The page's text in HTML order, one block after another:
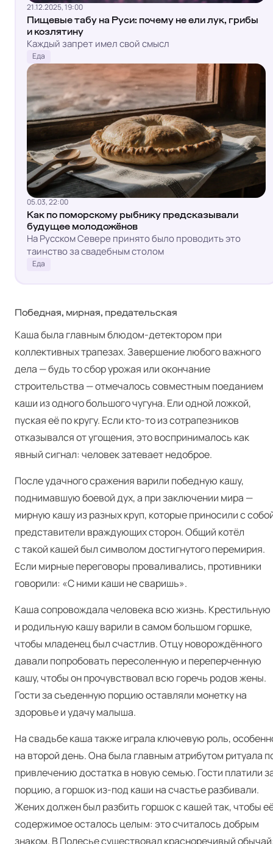
21.12.2025, 19:00
Пищевые табу на Руси: почему не ели лук, грибы
и козлятину
Каждый запрет имел свой смысл
Еда
05.03, 22:00
Как по поморскому рыбнику предсказывали
будущее молодожёнов
На Русском Севере принято было проводить это
таинство за свадебным столом
Еда
Победная, мирная, предательская
Каша была главным блюдом-детектором при
коллективных трапезах. Завершение любого важного
дела — будь то сбор урожая или окончание
строительства — отмечалось совместным поеданием
каши из одного большого чугуна. Ели одной ложкой,
пуская её по кругу. Если кто-то из сотрапезников
отказывался от угощения, это воспринималось как
явный сигнал: человек затевает недоброе.
После удачного сражения варили победную кашу,
поднимавшую боевой дух, а при заключении мира —
мирную кашу из разных круп, которые приносили с
представители враждующих сторон. Общий котёл
с такой кашей был символом достигнутого перемирия.
Если мирные переговоры проваливались, противники
говорили: «С ними каши не сваришь».
Каша сопровождала человека всю жизнь. Крестильную
и родильную кашу варили в самом большом горшке,
чтобы младенец был счастлив. Отцу новорождённого
давали попробовать пересоленную и переперченную
кашу, чтобы он прочувствовал всю горечь родов жены.
Гости за съеденную порцию оставляли монетку на
здоровье и удачу малыша.
На свадьбе каша также играла ключевую роль,
на второй день. Она была главным атрибутом ритуала
привлечению достатка в новую семью. Гости платили
порцию, а горшок из-под каши на счастье разбивали.
Жених должен был разбить горшок с кашей так, чтобы
содержимое осталось целым: это считалось добрым
знаком. В Полесье существовал красноречивый